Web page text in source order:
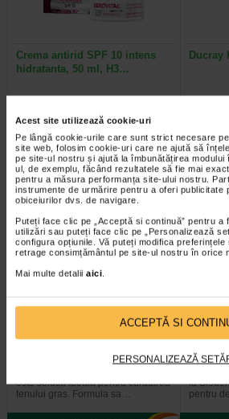
Acest site utilizează cookie-uri
Pe lângă cookie-urile care sunt strict necesare
site web, folosim cookie-uri care ne ajută să
pe site-ul nostru și ajută la îmbunătățirea
ul, de exemplu, făcând rezultatele să fie mai
pentru a măsura performanța site-ului nostru.
instrumente de urmărire pentru a oferi publicitate
obiceiurilor dvs. de navigare.
Puteți face clic pe „Acceptă si continuă” pentru a
utilizări sau puteți face clic pe „Personalizează
configura opțiunile. Vă puteți modifica
retrage consimțământul pe site-ul nostru în orice
Mai multe detalii aici
ACCEPTĂ SI
PERSONALIZEAZĂ
Crema antirid SPF 10 intens
hidratanta, 50 ml, H3…
hidrateaza intensiv pielea si
previne aparitia ridurilor, oferind…
Ducray
-30% Preț întreg: 129,30 Lei
Preț redus: 90.51 Lei
Sebium Gel Spumant pentru
curatarea tenului gras X 500 ml
este solutia ideala pentru curatarea
tenului gras. Formula sa…
-
Solutie
la
pentru